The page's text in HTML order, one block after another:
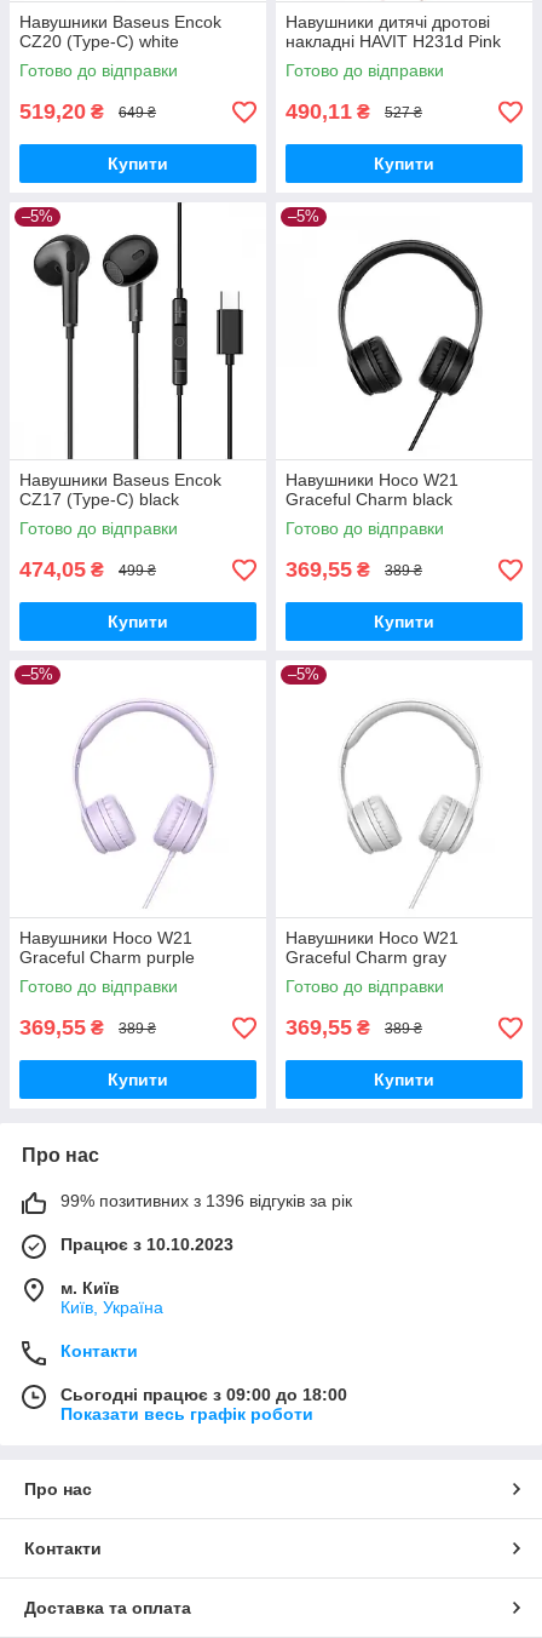
Навушники Baseus Encok
CZ20 (Type-C) white
Готово до відправки
519,20 ₴ 649 ₴
Купити
Навушники дитячі дротові
накладні HAVIT H231d Pink
Готово до відправки
490,11 ₴ 527 ₴
Купити
–5%
Навушники Baseus Encok
CZ17 (Type-C) black
Готово до відправки
474,05 ₴ 499 ₴
Купити
–5%
Навушники Hoco W21
Graceful Charm black
Готово до відправки
369,55 ₴ 389 ₴
Купити
–5%
Навушники Hoco W21
Graceful Charm purple
Готово до відправки
369,55 ₴ 389 ₴
Купити
–5%
Навушники Hoco W21
Graceful Charm gray
Готово до відправки
369,55 ₴ 389 ₴
Купити
Про нас
99% позитивних з 1396 відгуків за рік
Працює з 10.10.2023
м. Київ
Київ, Україна
Контакти
Сьогодні працює з 09:00 до 18:00
Показати весь графік роботи
Про нас
Контакти
Доставка та оплата